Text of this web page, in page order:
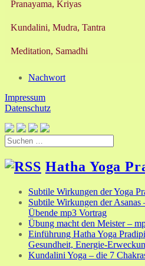
Pranayama, Kriyas
Kundalini, Mudra, Tantra
Meditation, Samadhi
Nachwort
Impressum
Datenschutz
Suchen
nach:
Hatha Yoga
Subtile Wirkungen der Yoga
Subtile Wirkungen der
Übende mp3 Vortrag
Übung macht den Meister –
Einführung Hatha Yoga
Gesundheit, Energie-
Kundalini Yoga – die 7